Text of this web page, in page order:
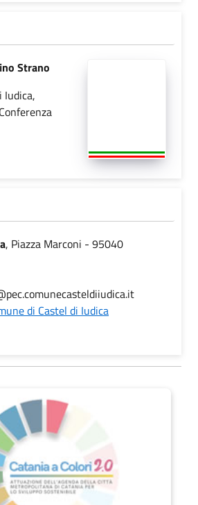
Strano
Iudica,
, Piazza Marconi - 95040
di Castel di Iudica